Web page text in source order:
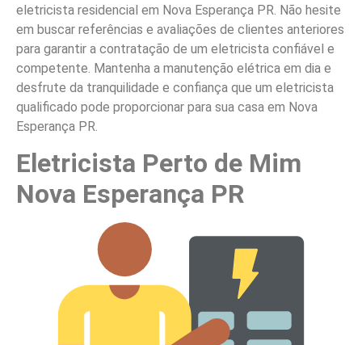
eletricista residencial em Nova Esperança PR. Não hesite
em buscar referências e avaliações de clientes anteriores
para garantir a contratação de um eletricista confiável e
competente. Mantenha a manutenção elétrica em dia e
desfrute da tranquilidade e confiança que um eletricista
qualificado pode proporcionar para sua casa em Nova
Esperança PR.
Eletricista Perto de Mim
Nova Esperança PR